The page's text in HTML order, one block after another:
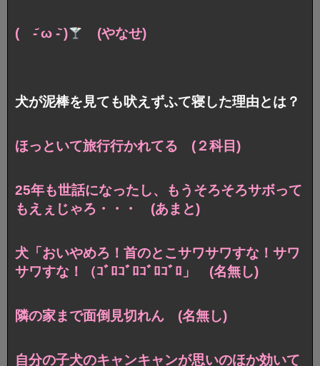
( -᷄ ω -᷅ ) (やなせ)
犬が泥棒を見ても吠えずふて寝した理由とは？
ほっといて旅行行かれてる (２科目)
25年も世話になったし、もうそろそろサボって
もえぇじゃろ・・・ (あまと)
犬「おいやめろ！首のとこサワサワすな！サワ
サワすな！（ｺﾞﾛｺﾞﾛｺﾞﾛｺﾞﾛ」 (名無し)
隣の家まで面倒見切れん (名無し)
自分の子犬のキャンキャンが思いのほか効いて